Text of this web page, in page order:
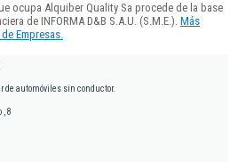
ocupa Alquiber Quality Sa procede de la base
de INFORMA D&B S.A.U. (S.M.E.). Más
Empresas.
de automóviles sin conductor.
, 8